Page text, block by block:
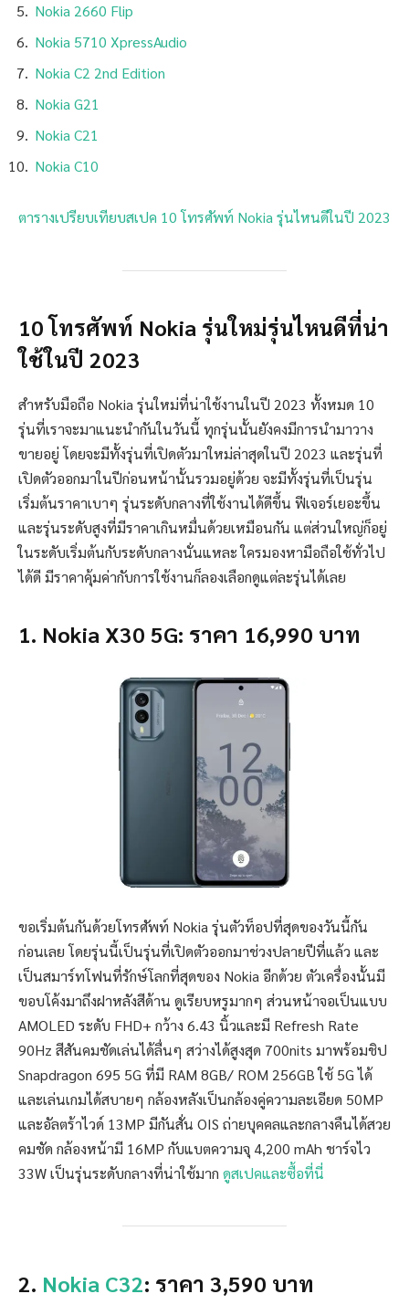
Nokia 2660 Flip
Nokia 5710 XpressAudio
Nokia C2 2nd Edition
Nokia G21
Nokia C21
Nokia C10
ตารางเปรียบเทียบสเปค 10 โทรศัพท์ Nokia รุ่นไหนดีในปี 2023
10 โทรศัพท์ Nokia รุ่นใหม่รุ่นไหนดีที่น่า
ใช้ในปี 2023
สำหรับมือถือ Nokia รุ่นใหม่ที่น่าใช้งานในปี 2023 ทั้งหมด 10
รุ่นที่เราจะมาแนะนำกันในวันนี้ ทุกรุ่นนั้นยังคงมีการนำมาวาง
ขายอยู่ โดยจะมีทั้งรุ่นที่เปิดตัวมาใหม่ล่าสุดในปี 2023 และรุ่นที่
เปิดตัวออกมาในปีก่อนหน้านั้นรวมอยู่ด้วย จะมีทั้งรุ่นที่เป็นรุ่น
เริ่มต้นราคาเบาๆ รุ่นระดับกลางที่ใช้งานได้ดีขึ้น ฟีเจอร์เยอะขึ้น
และรุ่นระดับสูงที่มีราคาเกินหมื่นด้วยเหมือนกัน แต่ส่วนใหญ่ก็อยู่
ในระดับเริ่มต้นกับระดับกลางนั่นแหละ ใครมองหามือถือใช้ทั่วไป
ได้ดี มีราคาคุ้มค่ากับการใช้งานก็ลองเลือกดูแต่ละรุ่นได้เลย
1. Nokia X30 5G: ราคา 16,990 บาท
ขอเริ่มต้นกันด้วยโทรศัพท์ Nokia รุ่นตัวท็อปที่สุดของวันนี้กัน
ก่อนเลย โดยรุ่นนี้เป็นรุ่นที่เปิดตัวออกมาช่วงปลายปีที่แล้ว และ
เป็นสมาร์ทโฟนที่รักษ์โลกที่สุดของ Nokia อีกด้วย ตัวเครื่องนั้นมี
ขอบโค้งมาถึงฝาหลังสีด้าน ดูเรียบหรูมากๆ ส่วนหน้าจอเป็นแบบ
AMOLED ระดับ FHD+ กว้าง 6.43 นิ้วและมี Refresh Rate
90Hz สีสันคมชัดเล่นได้ลื่นๆ สว่างได้สูงสุด 700nits มาพร้อมชิป
Snapdragon 695 5G ที่มี RAM 8GB/ ROM 256GB ใช้ 5G ได้
และเล่นเกมได้สบายๆ กล้องหลังเป็นกล้องคู่ความละเอียด 50MP
และอัลตร้าไวด์ 13MP มีกันสั่น OIS ถ่ายบุคคลและกลางคืนได้สวย
คมชัด กล้องหน้ามี 16MP กับแบตความจุ 4,200 mAh ชาร์จไว
33W เป็นรุ่นระดับกลางที่น่าใช้มาก ดูสเปคและซื้อที่นี่
2. Nokia C32: ราคา 3,590 บาท